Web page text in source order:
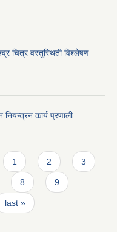
चित्र वस्तुस्थिती विश्लेषण
नियन्त्रन कार्य प्रणाली
1 2 3
8 9 …
last »